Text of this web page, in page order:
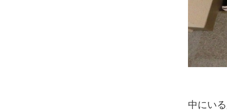
中にい